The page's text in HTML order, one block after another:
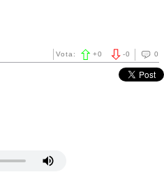
0
-0
Vota: +0